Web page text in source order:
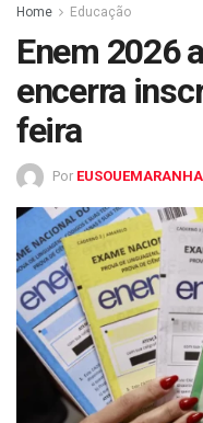
Home Educação
Enem 2026
encerra
feira
Por